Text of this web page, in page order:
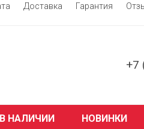
Доставка Гарантия
+7
НАЛИЧИИ НОВИНКИ